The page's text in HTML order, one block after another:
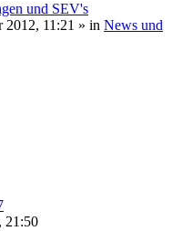
und SEV's
2012, 11:21 » in News und
21:50